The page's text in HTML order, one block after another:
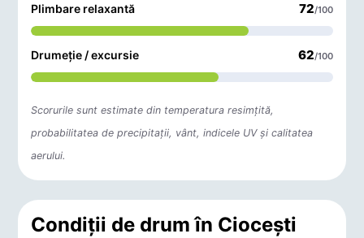
Plimbare relaxantă 72/100
Drumeție / excursie 62/100
Scorurile sunt estimate din temperatura resimțită,
probabilitatea de precipitații, vânt, indicele UV și calitatea
aerului.
Condiții de drum în Cioceşti